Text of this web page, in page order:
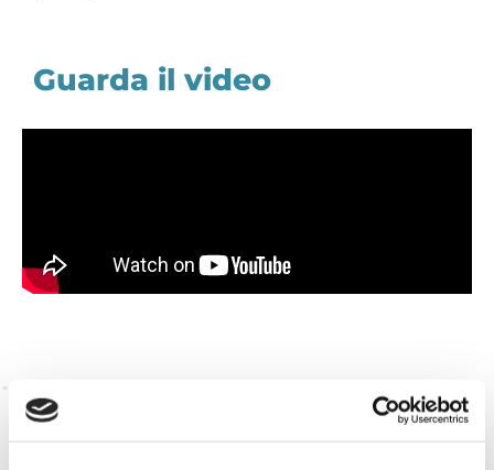
Guarda il video